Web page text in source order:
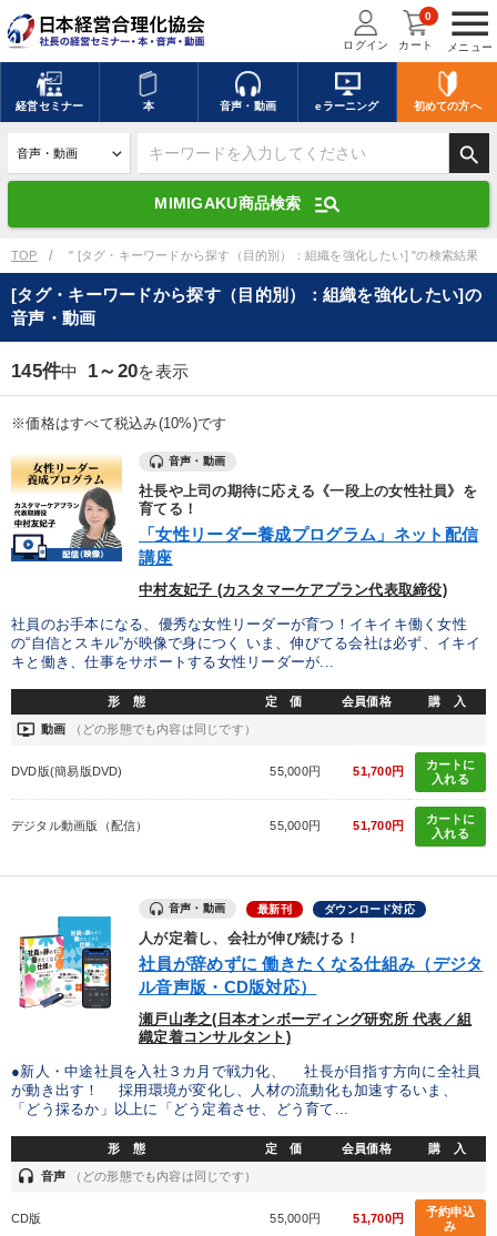
menu
メニュー
ログイン カート
0
経営セミナー 本 音声・動画 eラーニング 初めての方へ
search
MIMIGAKU商品検索 manage_search
キーワードを入力して探す
デジタル版対応のみ検索結果に表示する
search 上記の条件で検索
mic 講演収録物を探す
全国経営者セミナー講演収録物（全1315タイトル）からお探しいただけ
ます
優秀各社の智恵と戦略
若手異才経営者の発想
テーマ
オーナー社長の「現場力の経営」＋現場の「儲ける力」をさらに
最新刊・戦略参謀ChatGPT実戦法と中小企業のDXと講話ご案内
業種
卸売・小売・飲食業 建設・不動産業
IT・サービス・金融業 コンサルタント 専門家
キーワード
入門篇
TOP " [タグ・キーワードから探す（目的別）：組織を強化したい] "の検索結果
[タグ・キーワードから探す（目的別）：組織を強化したい]の
音声・動画
145件中 1～20を表示
※価格はすべて税込み(10%)です
音声・動画
社長や上司の期待に応える《一段上の女性社員》を
育てる！
「女性リーダー養成プログラム」ネット配信
講座
中村友妃子 (カスタマーケアプラン代表取締役)
社員のお手本になる、優秀な女性リーダーが育つ！イキイキ働く女性
の“自信とスキル”が映像で身につく いま、伸びてる会社は必ず、イキイ
キと働き、仕事をサポートする女性リーダーが...
形 態 定 価 会員価格 購 入
ondemand_video 動画 （どの形態でも内容は同じです）
DVD版(簡易版DVD) 55,000円 51,700円
カートに
入れる
デジタル動画版（配信） 55,000円 51,700円
カートに
入れる
音声・動画 最新刊 ダウンロード対応
人が定着し、会社が伸び続ける！
社員が辞めずに 働きたくなる仕組み（デジタ
ル音声版・CD版対応）
瀬戸山孝之(日本オンボーディング研究所 代表／組
織定着コンサルタント)
●新人・中途社員を入社３カ月で戦力化、 社長が目指す方向に全社員
が動き出す！ 採用環境が変化し、人材の流動化も加速するいま、
「どう採るか」以上に「どう定着させ、どう育て...
形 態 定 価 会員価格 購 入
headset 音声 （どの形態でも内容は同じです）
CD版 55,000円 51,700円
予約申込
み